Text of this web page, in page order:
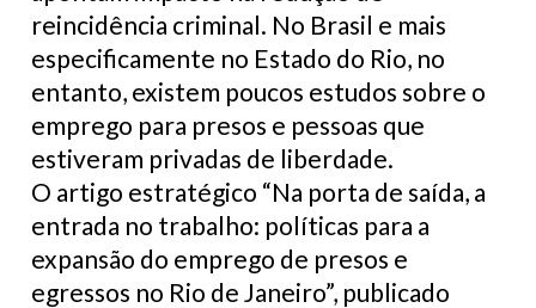
reincidência criminal. No Brasil e mais
especificamente no Estado do Rio, no
entanto, existem poucos estudos sobre o
emprego para presos e pessoas que
estiveram privadas de liberdade.
O artigo estratégico “Na porta de saída, a
entrada no trabalho: políticas para a
expansão do emprego de presos e
egressos no Rio de Janeiro”, publicado